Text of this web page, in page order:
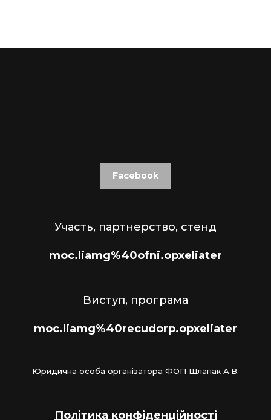
Facebook
Участь, партнерство, стенд
moc.liamg%40ofni.opxeliater
Виступ, програма
moc.liamg%40recudorp.opxeliater
Юридична особа організатора ФОП Шлапак А.В.
Політика конфіденційності